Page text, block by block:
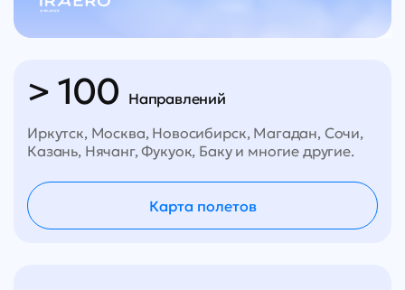
> 100 Направлений
Иркутск, Москва, Новосибирск, Магадан, Сочи,
Казань, Нячанг, Фукуок, Баку и многие другие.
Карта полетов